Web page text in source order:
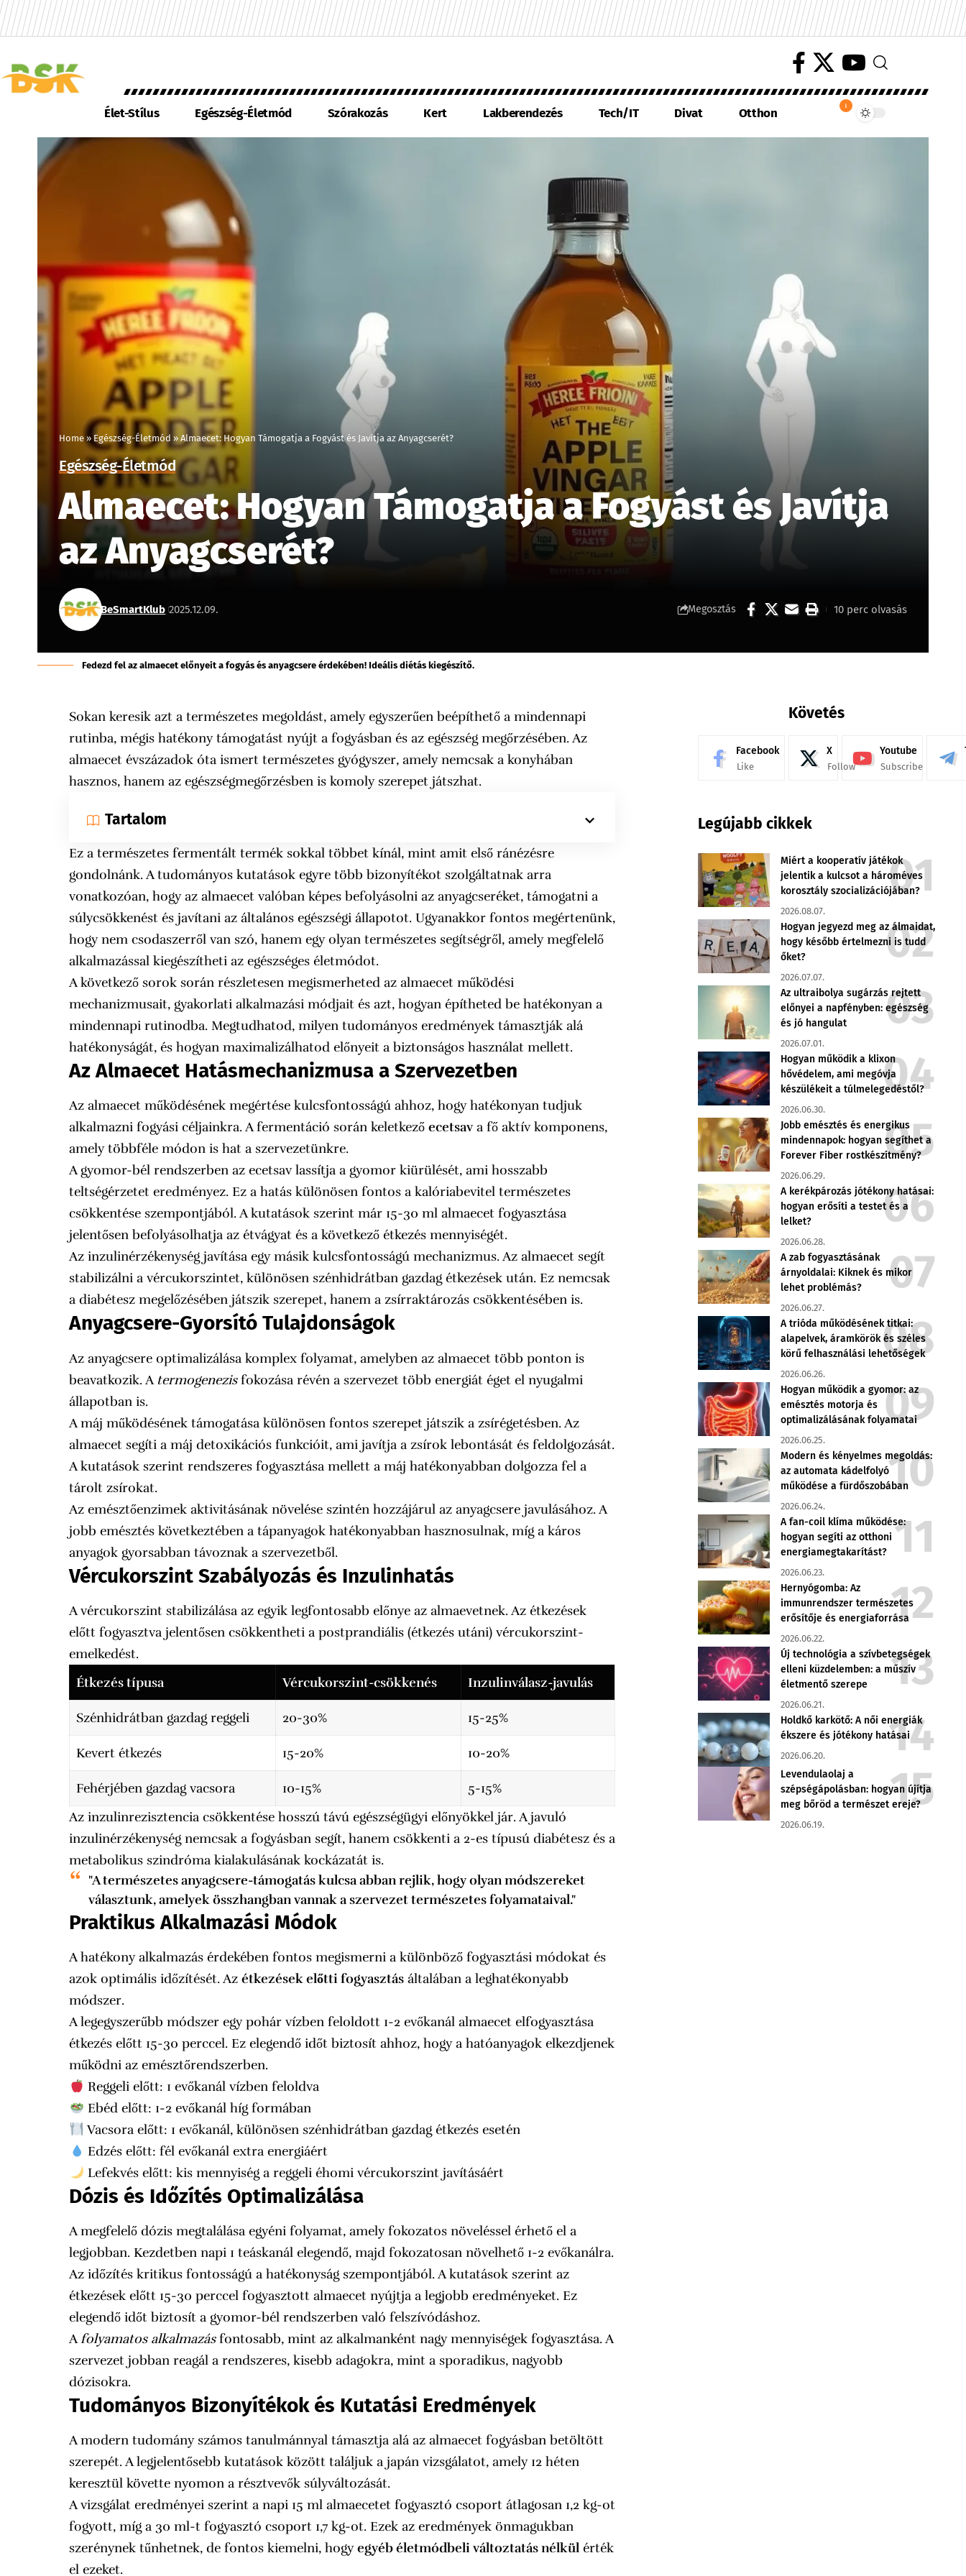
Élet-Stílus Egészség-Életmód Szórakozás Kert Lakberendezés Tech/IT Divat Otthon 1
Home » Egészség-Életmód » Almaecet: Hogyan Támogatja a Fogyást és Javítja az Anyagcserét?
Egészség-Életmód
Almaecet: Hogyan Támogatja a Fogyást és Javítja
az Anyagcserét?
BeSmartKlub 2025.12.09. Megosztás 10 perc olvasás
Fedezd fel az almaecet előnyeit a fogyás és anyagcsere érdekében! Ideális diétás kiegészítő.
Sokan keresik azt a természetes megoldást, amely egyszerűen beépíthető a mindennapi
rutinba, mégis hatékony támogatást nyújt a fogyásban és az egészség megőrzésében. Az
almaecet évszázadok óta ismert természetes gyógyszer, amely nemcsak a konyhában
hasznos, hanem az egészségmegőrzésben is komoly szerepet játszhat.
Tartalom
Ez a természetes fermentált termék sokkal többet kínál, mint amit első ránézésre
gondolnánk. A tudományos kutatások egyre több bizonyítékot szolgáltatnak arra
vonatkozóan, hogy az almaecet valóban képes befolyásolni az anyagcseréket, támogatni a
súlycsökkenést és javítani az általános egészségi állapotot. Ugyanakkor fontos megértenünk,
hogy nem csodaszerről van szó, hanem egy olyan természetes segítségről, amely megfelelő
alkalmazással kiegészítheti az egészséges életmódot.
A következő sorok során részletesen megismerheted az almaecet működési
mechanizmusait, gyakorlati alkalmazási módjait és azt, hogyan építheted be hatékonyan a
mindennapi rutinodba. Megtudhatod, milyen tudományos eredmények támasztják alá
hatékonyságát, és hogyan maximalizálhatod előnyeit a biztonságos használat mellett.
Az Almaecet Hatásmechanizmusa a Szervezetben
Az almaecet működésének megértése kulcsfontosságú ahhoz, hogy hatékonyan tudjuk
alkalmazni fogyási céljainkra. A fermentáció során keletkezőecetsava fő aktív komponens,
amely többféle módon is hat a szervezetünkre.
A gyomor-bél rendszerben az ecetsav lassítja a gyomor kiürülését, ami hosszabb
teltségérzetet eredményez. Ez a hatás különösen fontos a kalóriabevitel természetes
csökkentése szempontjából. A kutatások szerint már 15-30 ml almaecet fogyasztása
jelentősen befolyásolhatja az étvágyat és a következő étkezés mennyiségét.
Az inzulinérzékenység javítása egy másik kulcsfontosságú mechanizmus. Az almaecet segít
stabilizálni a vércukorszintet, különösen szénhidrátban gazdag étkezések után. Ez nemcsak
a diabétesz megelőzésében játszik szerepet, hanem a zsírraktározás csökkentésében is.
Anyagcsere-Gyorsító Tulajdonságok
Az anyagcsere optimalizálása komplex folyamat, amelyben az almaecet több ponton is
beavatkozik. A termogenezisfokozása révén a szervezet több energiát éget el nyugalmi
állapotban is.
A máj működésének támogatása különösen fontos szerepet játszik a zsírégetésben. Az
almaecet segíti a máj detoxikációs funkcióit, ami javítja a zsírok lebontását és feldolgozását.
A kutatások szerint rendszeres fogyasztása mellett a máj hatékonyabban dolgozza fel a
tárolt zsírokat.
Az emésztőenzimek aktivitásának növelése szintén hozzájárul az anyagcsere javulásához. A
jobb emésztés következtében a tápanyagok hatékonyabban hasznosulnak, míg a káros
anyagok gyorsabban távoznak a szervezetből.
Vércukorszint Szabályozás és Inzulinhatás
A vércukorszint stabilizálása az egyik legfontosabb előnye az almaevetnek. Az étkezések
előtt fogyasztva jelentősen csökkentheti a postprandiális (étkezés utáni) vércukorszint-
emelkedést.
Étkezés típusa
Vércukorszint-csökkenés Inzulinválasz-javulás
Szénhidrátban gazdag reggeli 20-30% 15-25%
Kevert étkezés 15-20% 10-20%
Fehérjében gazdag vacsora 10-15%
5-15%
Az inzulinrezisztencia csökkentése hosszú távú egészségügyi előnyökkel jár. A javuló
inzulinérzékenység nemcsak a fogyásban segít, hanem csökkenti a 2-es típusú diabétesz és a
metabolikus szindróma kialakulásának kockázatát is.
"A természetes anyagcsere-támogatás kulcsa abban rejlik, hogy olyan módszereket
választunk, amelyek összhangban vannak a szervezet természetes folyamataival."
Praktikus Alkalmazási Módok
A hatékony alkalmazás érdekében fontos megismerni a különböző fogyasztási módokat és
azok optimális időzítését. Azétkezések előtti fogyasztás általában a leghatékonyabb
módszer.
A legegyszerűbb módszer egy pohár vízben feloldott 1-2 evőkanál almaecet elfogyasztása
étkezés előtt 15-30 perccel. Ez elegendő időt biztosít ahhoz, hogy a hatóanyagok elkezdjenek
működni az emésztőrendszerben.
Reggeli előtt: 1 evőkanál vízben feloldva
Ebéd előtt: 1-2 evőkanál híg formában
Vacsora előtt: 1 evőkanál, különösen szénhidrátban gazdag étkezés esetén
Edzés előtt: fél evőkanál extra energiáért
Lefekvés előtt: kis mennyiség a reggeli éhomi vércukorszint javításáért
Dózis és Időzítés Optimalizálása
A megfelelő dózis megtalálása egyéni folyamat, amely fokozatos növeléssel érhető el a
legjobban. Kezdetben napi 1 teáskanál elegendő, majd fokozatosan növelhető 1-2 evőkanálra.
Az időzítés kritikus fontosságú a hatékonyság szempontjából. A kutatások szerint az
étkezések előtt 15-30 perccel fogyasztott almaecet nyújtja a legjobb eredményeket. Ez
elegendő időt biztosít a gyomor-bél rendszerben való felszívódáshoz.
Afolyamatos alkalmazásfontosabb, mint az alkalmanként nagy mennyiségek fogyasztása. A
szervezet jobban reagál a rendszeres, kisebb adagokra, mint a sporadikus, nagyobb
dózisokra.
Tudományos Bizonyítékok és Kutatási Eredmények
A modern tudomány számos tanulmánnyal támasztja alá az almaecet fogyásban betöltött
szerepét. A legjelentősebb kutatások között találjuk a japán vizsgálatot, amely 12 héten
keresztül követte nyomon a résztvevők súlyváltozását.
A vizsgálat eredményei szerint a napi 15 ml almaecetet fogyasztó csoport átlagosan 1,2 kg-ot
fogyott, míg a 30 ml-t fogyasztó csoport 1,7 kg-ot. Ezek az eredmények önmagukban
szerénynek tűnhetnek, de fontos kiemelni, hogyegyéb életmódbeli változtatás nélkül érték
el ezeket.
Követés
Facebook
Like
X
Follow
Youtube
Subscribe
Legújabb cikkek
Miért a kooperatív játékok
jelentik a kulcsot a hároméves
korosztály szocializációjában?
2026.08.07.
Hogyan jegyezd meg az álmaidat,
hogy később értelmezni is tudd
őket?
2026.07.07.
Az ultraibolya sugárzás rejtett
előnyei a napfényben: egészség
és jó hangulat
2026.07.01.
Hogyan működik a klixon
hővédelem, ami megóvja
készülékeit a túlmelegedéstől?
2026.06.30.
Jobb emésztés és energikus
mindennapok: hogyan segíthet a
Forever Fiber rostkészítmény?
2026.06.29.
A kerékpározás jótékony hatásai:
hogyan erősíti a testet és a
lelket?
2026.06.28.
A zab fogyasztásának
árnyoldalai: Kiknek és mikor
lehet problémás?
2026.06.27.
A trióda működésének titkai:
alapelvek, áramkörök és széles
körű felhasználási lehetőségek
2026.06.26.
Hogyan működik a gyomor: az
emésztés motorja és
optimalizálásának folyamatai
2026.06.25.
Modern és kényelmes megoldás:
az automata kádelfolyó
működése a fürdőszobában
2026.06.24.
A fan-coil klíma működése:
hogyan segíti az otthoni
energiamegtakarítást?
2026.06.23.
Hernyógomba: Az
immunrendszer természetes
erősítője és energiaforrása
2026.06.22.
Új technológia a szívbetegségek
elleni küzdelemben: a műszív
életmentő szerepe
2026.06.21.
Holdkő karkötő: A női energiák
ékszere és jótékony hatásai
2026.06.20.
Levendulaolaj a
szépségápolásban: hogyan újítja
meg bőröd a természet ereje?
2026.06.19.